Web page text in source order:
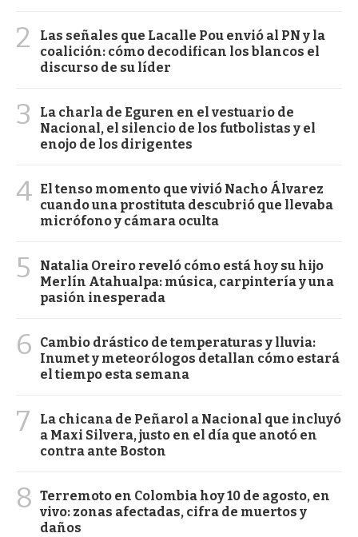
2
Las señales que Lacalle Pou envió al PN y la
coalición: cómo decodifican los blancos el
discurso de su líder
3
La charla de Eguren en el vestuario de
Nacional, el silencio de los futbolistas y el
enojo de los dirigentes
4 El tenso momento que vivió Nacho Álvarez
cuando una prostituta descubrió que llevaba
micrófono y cámara oculta
5
Natalia Oreiro reveló cómo está hoy su hijo
Merlín Atahualpa: música, carpintería y una
pasión inesperada
6
Cambio drástico de temperaturas y lluvia:
Inumet y meteorólogos detallan cómo estará
el tiempo esta semana
7
La chicana de Peñarol a Nacional que incluyó
a Maxi Silvera, justo en el día que anotó en
contra ante Boston
8 Terremoto en Colombia hoy 10 de agosto, en
vivo: zonas afectadas, cifra de muertos y
daños